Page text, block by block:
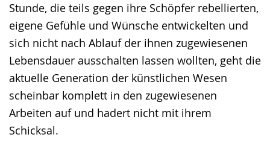
Stunde, die teils gegen ihre Schöpfer rebellierten,
eigene Gefühle und Wünsche entwickelten und
sich nicht nach Ablauf der ihnen zugewiesenen
Lebensdauer ausschalten lassen wollten, geht die
aktuelle Generation der künstlichen Wesen
scheinbar komplett in den zugewiesenen
Arbeiten auf und hadert nicht mit ihrem
Schicksal.